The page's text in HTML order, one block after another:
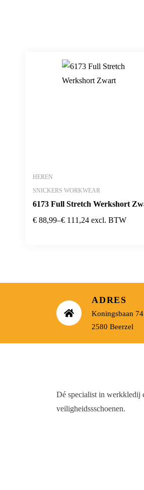
HEREN
SNICKERS WORKWEAR
6173 Full Stretch Werkshort
€ 88,99–€ 111,24 excl. BTW
ADRES
Koningsbaan 74
2580 Beerzel
Dé specialist in werkkledij
veiligheidssschoenen.